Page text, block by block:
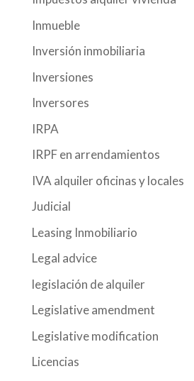
Inmueble
Inversión inmobiliaria
Inversiones
Inversores
IRPA
IRPF en arrendamientos
IVA alquiler oficinas y locales
Judicial
Leasing Inmobiliario
Legal advice
legislación de alquiler
Legislative amendment
Legislative modification
Licencias